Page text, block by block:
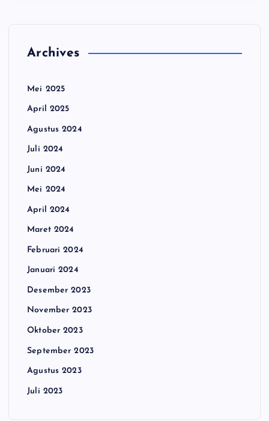
Archives
Mei 2025
April 2025
Agustus 2024
Juli 2024
Juni 2024
Mei 2024
April 2024
Maret 2024
Februari 2024
Januari 2024
Desember 2023
November 2023
Oktober 2023
September 2023
Agustus 2023
Juli 2023